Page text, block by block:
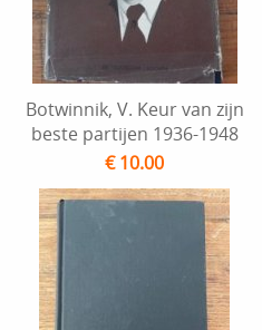
Botwinnik, V. Keur van zijn
beste partijen 1936-1948
€ 10.00